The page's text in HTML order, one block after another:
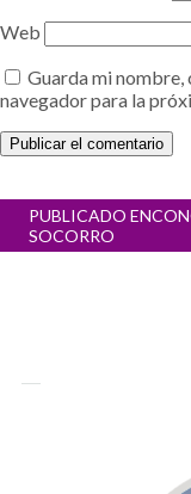
Web
Guarda mi
navegador para la
Navegación
entradas
PUBLICADO EN
SOCORRO